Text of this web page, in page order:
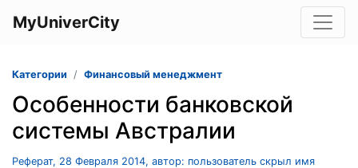
MyUniverCity
Категории Финансовый менеджмент
Особенности банковской
системы Австралии
Реферат, 28 Февраля 2014, автор: пользователь скрыл имя